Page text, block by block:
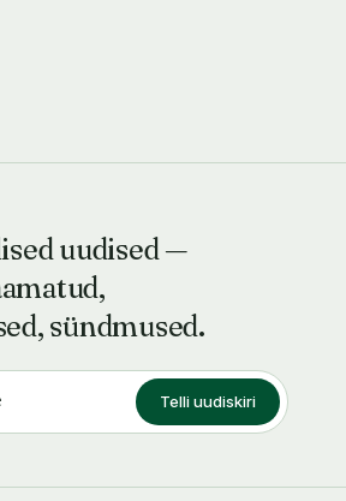
uudised —
sündmused.
Telli uudiskiri